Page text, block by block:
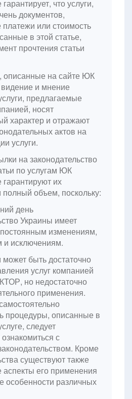
что услуги,
документов,
платежи или стоимость
в этой статье,
прочтения статьи
описанные на сайте ЮК
и мнение
предлагаемые
носят
характер и отражают
актов на
услуги.
на законодательство
по услугам ЮК
их
полный объем, поскольку:
день
Украины имеет
изменениям,
и исключениям.
быть достаточно
услуг компанией
но недостаточно
применения.
процедуры, описанные в
следует
с
Кроме
существуют также
аспекты его применения
особенности различных